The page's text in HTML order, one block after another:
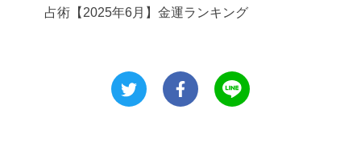
占術【2025年6月】金運ランキング